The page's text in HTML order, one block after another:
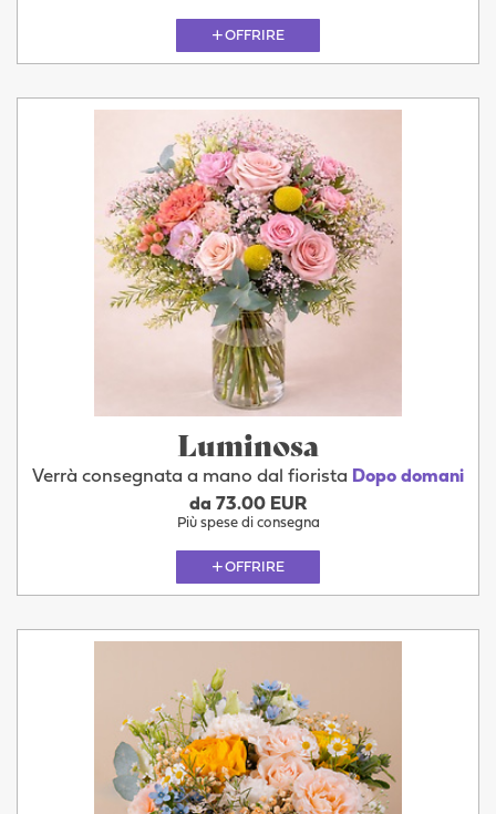
OFFRIRE
Luminosa
Verrà consegnata a mano dal fiorista Dopo domani
da 73.00 EUR
Più spese di consegna
OFFRIRE